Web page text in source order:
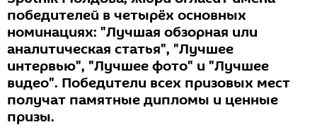
победителей в четырёх основных
номинациях: "Лучшая обзорная или
аналитическая статья", "Лучшее
интервью", "Лучшее фото" и "Лучшее
видео". Победители всех призовых мест
получат памятные дипломы и ценные
призы.